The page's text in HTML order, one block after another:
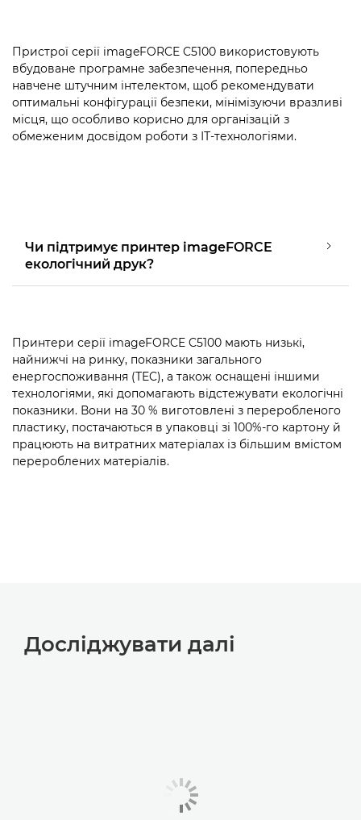
Пристрої серії imageFORCE C5100 використовують
вбудоване програмне забезпечення, попередньо
навчене штучним інтелектом, щоб рекомендувати
оптимальні конфігурації безпеки, мінімізуючи вразливі
місця, що особливо корисно для організацій з
обмеженим досвідом роботи з ІТ-технологіями.
Чи підтримує принтер imageFORCE
екологічний друк?
Принтери серії imageFORCE C5100 мають низькі,
найнижчі на ринку, показники загального
енергоспоживання (TEC), а також оснащені іншими
технологіями, які допомагають відстежувати екологічні
показники. Вони на 30 % виготовлені з переробленого
пластику, постачаються в упаковці зі 100%-го картону й
працюють на витратних матеріалах із більшим вмістом
перероблених матеріалів.
Досліджувати далі